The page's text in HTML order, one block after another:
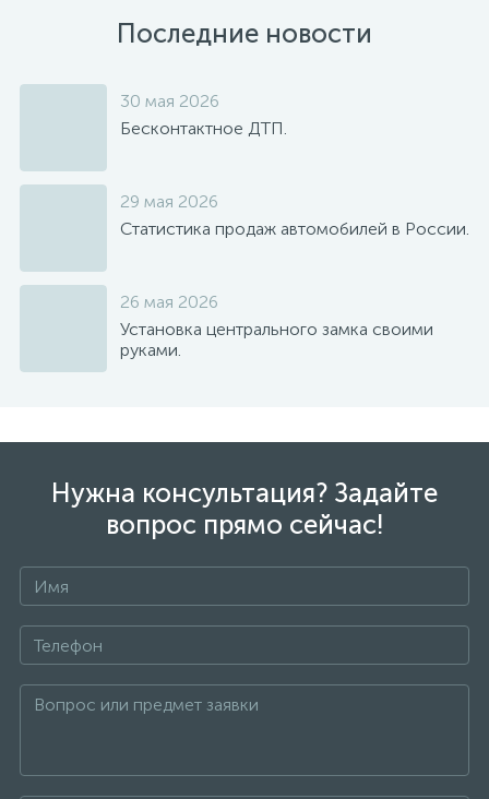
Последние новости
30 мая 2026
Бесконтактное ДТП.
29 мая 2026
Статистика продаж автомобилей в России.
26 мая 2026
Установка центрального замка своими
руками.
Нужна консультация? Задайте
вопрос прямо сейчас!